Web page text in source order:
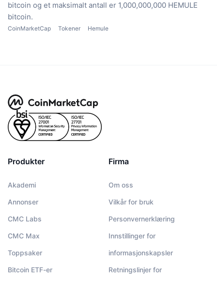
bitcoin og et maksimalt antall er 1,000,000,000 HEMULE
bitcoin.
CoinMarketCap Tokener Hemule
Produkter
Akademi
Annonser
CMC Labs
CMC Max
Toppsaker
Bitcoin ETF-er
Firma
Om oss
Vilkår for bruk
Personvernerklæring
Innstillinger for
informasjonskapsler
Retningslinjer for